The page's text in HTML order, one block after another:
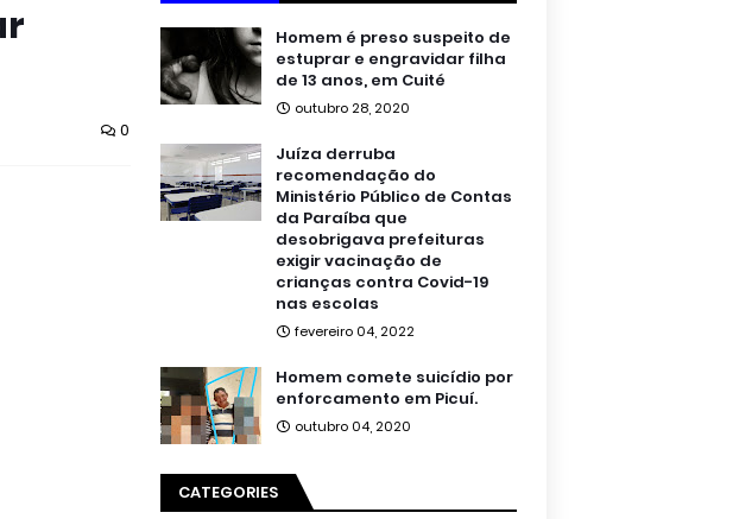
0
Homem é preso suspeito de
estuprar e engravidar filha
de 13 anos, em Cuité
outubro 28, 2020
Juíza derruba
recomendação do
Ministério Público de Contas
da Paraíba que
desobrigava prefeituras
exigir vacinação de
crianças contra Covid-19
nas escolas
fevereiro 04, 2022
Homem comete suicídio por
enforcamento em Picuí.
outubro 04, 2020
CATEGORIES